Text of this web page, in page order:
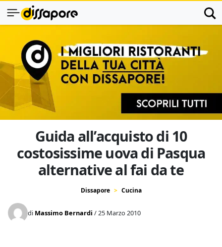
Guida all’acquisto di 10
costosissime uova di Pasqua
alternative al fai da te
Dissapore Cucina
di Massimo Bernardi / 25 Marzo 2010